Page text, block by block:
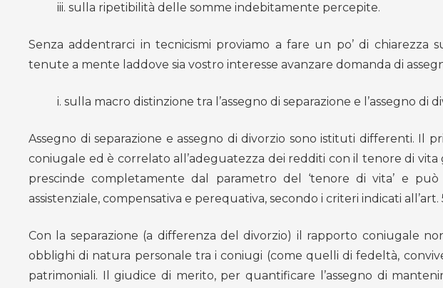
iii. sulla ripetibilità delle somme indebitamente percepite.
Senza addentrarci in tecnicismi proviamo a fare un po’ di chiarezza
tenute a mente laddove sia vostro interesse avanzare domanda di
i. sulla macro distinzione tra l’assegno di separazione e l’assegno di
Assegno di separazione e assegno di divorzio sono istituti differenti. Il
coniugale ed è correlato all’adeguatezza dei redditi con il tenore di
prescinde completamente dal parametro del ‘tenore di vita’ e
assistenziale, compensativa e perequativa, secondo i criteri indicati all’art.
Con la separazione (a differenza del divorzio) il rapporto coniugale
obblighi di natura personale tra i coniugi (come quelli di fedeltà,
patrimoniali. Il giudice di merito, per quantificare l’assegno di